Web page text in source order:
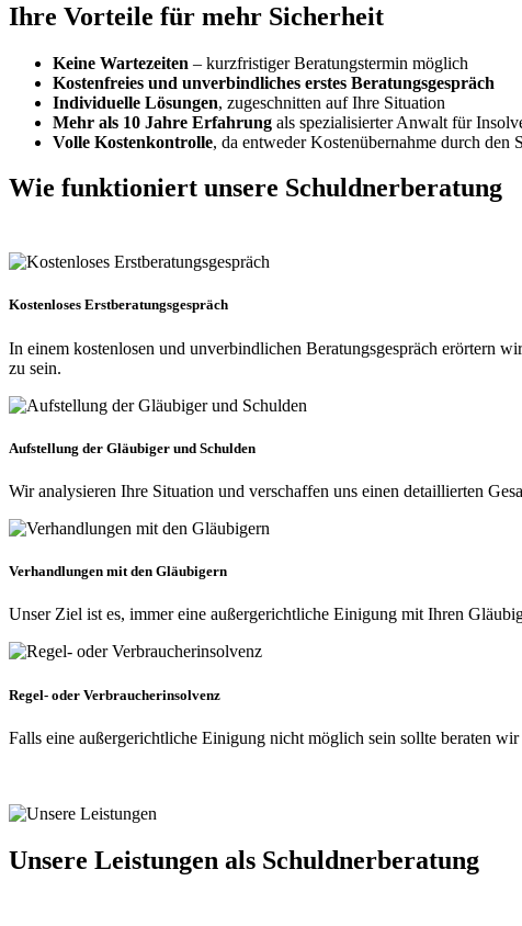
Ihre Vorteile für mehr Sicherheit
Keine Wartezeiten – kurzfristiger Beratungstermin möglich
Kostenfreies und unverbindliches erstes Beratungsgespräch
Individuelle Lösungen, zugeschnitten auf Ihre Situation
Mehr als 10 Jahre Erfahrung als spezialisierter Anwalt für
Volle Kostenkontrolle, da entweder Kostenübernahme durch den
Wie funktioniert unsere Schuldnerberatung
Kostenloses Erstberatungsgespräch
In einem kostenlosen und unverbindlichen Beratungsgespräch erörtern
zu sein.
Aufstellung der Gläubiger und Schulden
Wir analysieren Ihre Situation und verschaffen uns einen detaillierten
Verhandlungen mit den Gläubigern
Unser Ziel ist es, immer eine außergerichtliche Einigung mit Ihren
Regel- oder Verbraucherinsolvenz
Falls eine außergerichtliche Einigung nicht möglich sein sollte beraten
Unsere Leistungen als Schuldnerberatung